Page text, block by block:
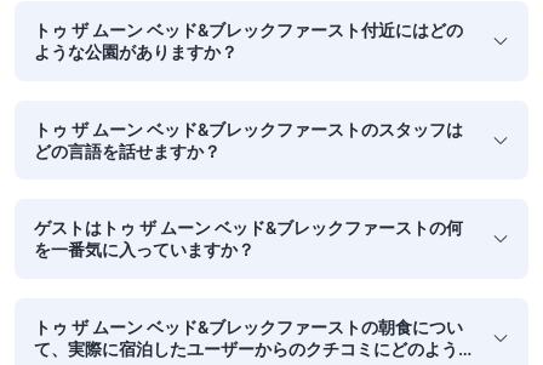
トゥ ザ ムーン ベッド&ブレックファースト付近にはどの
ような公園がありますか？
トゥ ザ ムーン ベッド&ブレックファーストのスタッフは
どの言語を話せますか？
ゲストはトゥ ザ ムーン ベッド&ブレックファーストの何
を一番気に入っていますか？
トゥ ザ ムーン ベッド&ブレックファーストの朝食につい
て、実際に宿泊したユーザーからのクチコミにどのよう